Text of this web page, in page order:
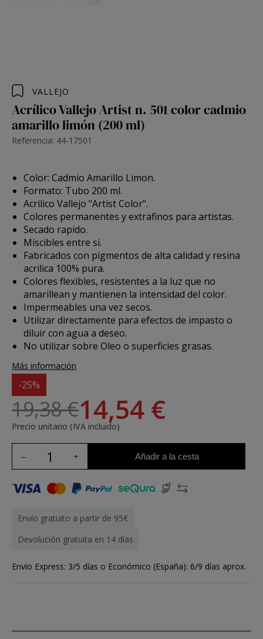
VALLEJO
Acrílico Vallejo Artist n. 501 color cadmio
amarillo limón (200 ml)
Referencia: 44-17501
Color: Cadmio Amarillo Limon.
Formato: Tubo 200 ml.
Acrilico Vallejo "Artist Color".
Colores permanentes y extrafinos para artistas.
Secado rapido.
Miscibles entre si.
Fabricados con pigmentos de alta calidad y resina
acrilica 100% pura.
Colores flexibles, resistentes a la luz que no
amarillean y mantienen la intensidad del color.
Impermeables una vez secos.
Utilizar directamente para efectos de impasto o
diluir con agua a deseo.
No utilizar sobre Oleo o superficies grasas.
Más información
-25%
19,38 €14,54 €
Precio unitario (IVA incluido)
Añadir a la cesta
Envío gratuito a partir de 95€
Devolución gratuita en 14 días
Envío Express: 3/5 días o Económico (España): 6/9 días aprox.